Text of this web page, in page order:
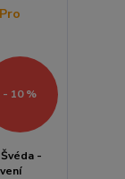
- 10 %
-